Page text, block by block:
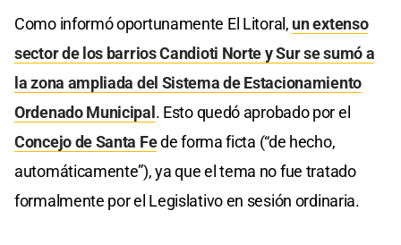
Como informó oportunamente El Litoral, un extenso
sector de los barrios Candioti Norte y Sur se sumó a
la zona ampliada del Sistema de Estacionamiento
Ordenado Municipal. Esto quedó aprobado por el
Concejo de Santa Fede forma ficta (“de hecho,
automáticamente”), ya que el tema no fue tratado
formalmente por el Legislativo en sesión ordinaria.